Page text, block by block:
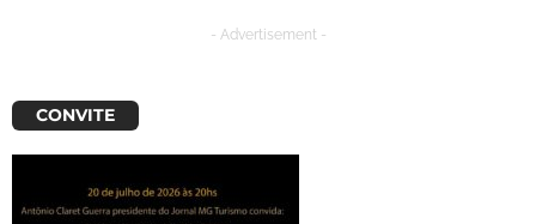
- Advertisement -
CONVITE